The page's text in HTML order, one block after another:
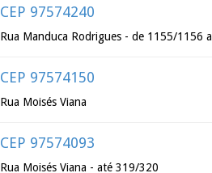
CEP 97574240
Rua Manduca Rodrigues - de 1155/1156
CEP 97574150
Rua Moisés Viana
CEP 97574093
Rua Moisés Viana - até 319/320